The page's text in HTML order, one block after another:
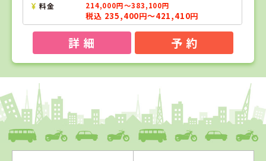
料金
214,000円～383,100円
税込 235,400円～421,410円
詳 細 予 約
1
岡山県
新倉敷自動車学校